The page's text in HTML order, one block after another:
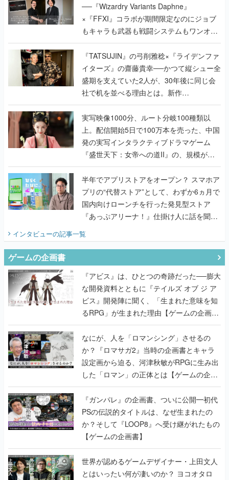
──『Wizardry Variants Daphne』
×『FFXI』コラボが期間限定なのにジョブ
もキャラも武器も戦闘システムもワンオフ
で作り込まれた理由を両ディレクターに聞
く
『TATSUJIN』の弓削雅稔×『ライデンファ
イターズ』の齋藤貴幸──かつて縦シュー全
盛期を支えていた2人が、30年後に同じ会
社で机を並べる理由とは。新作
『TATSUJIN EXTREME』で初タッグを組
んだレジェンド2人に訊く開発秘話
実写映像1000分、ルート分岐100種類以
上。配信開始5日で100万本を売った、中国
発の実写インタラクティブドラマゲーム
『盛世天下：女帝への道II』の、規模が違
うこだわりをプロデューサーに聞いた
半年でアプリストアをオープン？ スマホア
プリの“代替ストア”として、わずか6ヵ月で
国内向けローンチを行った発見型ストア
『あっぷアリーナ！』仕掛け人に話を聞い
てみた
インタビューの記事一覧
ゲームの企画書
『アビス』は、ひとつの奇跡だった──膨大
な開発資料とともに『テイルズ オブ ジ ア
ビス』開発陣に聞く、「生まれた意味を知
るRPG」が生まれた理由【ゲームの企画
書】
なにが、人を「ロマンシング」させるの
か？『ロマサガ2』当時の企画書とキャラ
設定画から迫る、河津秋敏がRPGに生み出
した「ロマン」の正体とは【ゲームの企画
書】
『ガンパレ』の企画書、ついに公開━初代
PSの伝説的タイトルは、なぜ生まれたの
か？そして『LOOP8』へ受け継がれたもの
【ゲームの企画書】
世界が認めるゲームデザイナー・上田文人
とはいったい何が凄いのか？ ヨコオタロ